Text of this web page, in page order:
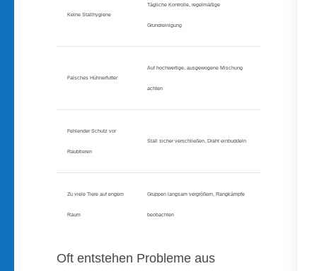
Keine Stallhygiene
Tägliche Kontrolle, regelmäßige
Grundreinigung
Falsches Hühnerfutter
Auf hochwertige, ausgewogene Mischung
achten
Fehlender Schutz vor
Raubtieren
Stall sicher verschließen, Draht einbuddeln
Zu viele Tiere auf engem
Raum
Gruppen langsam vergrößern, Rangkämpfe
beobachten
Oft entstehen Probleme aus